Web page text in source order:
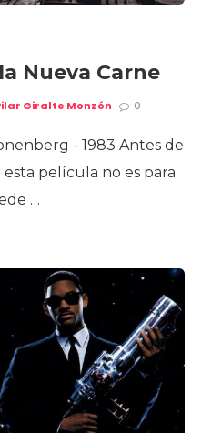
Nueva Carne
Giralte Monzón 0
- 1983 Antes de
película no es para
…